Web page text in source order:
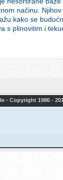
načinu.
kako se
s plinovitim i
- Copyright 1986 -